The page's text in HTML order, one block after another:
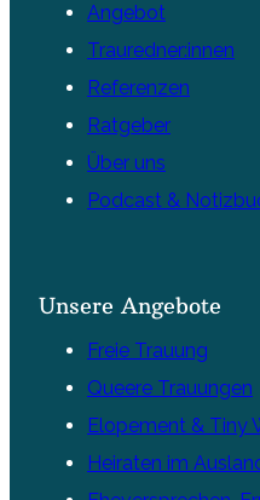
Angebot
Trauredner:innen
Referenzen
Ratgeber
Über uns
Podcast &
Unsere Angebote
Freie Trauung
Queere Trauungen
Elopement & Tiny
Heiraten im